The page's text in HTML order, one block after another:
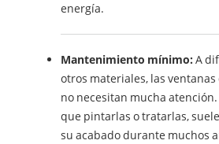
energía.
Mantenimiento mínimo: A
otros materiales, las
no necesitan mucha
que pintarlas o tratarlas,
su acabado durante muchos